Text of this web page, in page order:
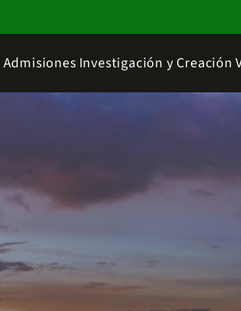
Admisiones Investigación y Creación